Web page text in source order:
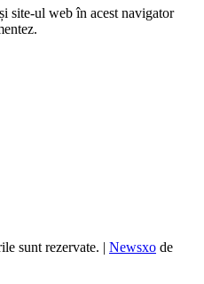
site-ul web în acest navigator
sunt rezervate. | Newsxo de